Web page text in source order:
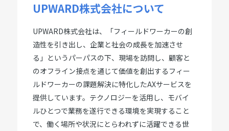
UPWARD株式会社について
UPWARD株式会社は、「フィールドワーカーの創
造性を引き出し、企業と社会の成長を加速させ
る」というパーパスの下、現場を訪問し、顧客と
のオフライン接点を通じて価値を創出するフィー
ルドワーカーの課題解決に特化したAXサービスを
提供しています。テクノロジーを活用し、モバイ
ルひとつで業務を遂行できる環境を実現すること
で、働く場所や状況にとらわれずに活躍できる世